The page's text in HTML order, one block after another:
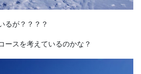
るが？？？？
ースを考えているのかな？